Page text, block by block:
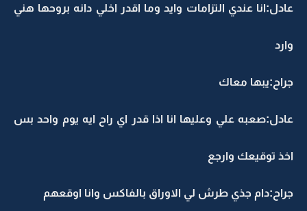
عادل:انا عندي التزامات وايد وما اقدر اخلي دانه بروحها هني
وارد
جراح:يبها معاك
عادل:صعبه علي وعليها انا اذا قدر اي راح ايه يوم واحد بس
اخذ توقيعك وارجع
جراح:دام جذي طرش لي الاوراق بالفاكس وانا اوقعهم